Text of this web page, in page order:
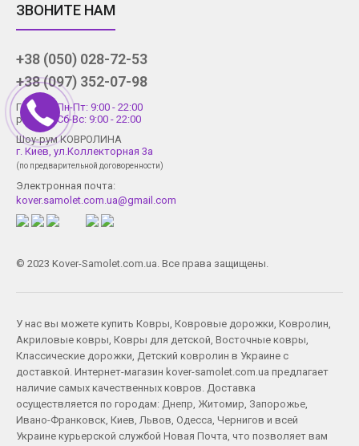
ЗВОНИТЕ НАМ
+38 (050) 028-72-53
+38 (097) 352-07-98
График
работы
Пн-Пт: 9:00 - 22:00
Сб-Вс: 9:00 - 22:00
Шоу-рум КОВРОЛИНА
г. Киев, ул.Коллекторная 3а
(по предварительной договоренности)
Электронная почта:
kover.samolet.com.ua@gmail.com
© 2023 Kover-Samolet.com.ua. Все права защищены.
У нас вы можете купить Ковры Ковровые дорожки Ковролин
Акриловые ковры Ковры для детской Восточные ковры
Классические дорожки Детский ковролин в Украине с
доставкой. Интернет-магазин kover-samolet.com.ua предлагает
наличие самых качественных ковров. Доставка
осуществляется по городам: Днепр Житомир Запорожье
Ивано-Франковск Киев Львов Одесса Чернигов и всей
Украине курьерской службой Новая Почта, что позволяет вам